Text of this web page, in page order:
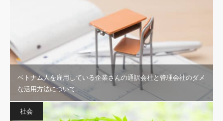
ベトナム人を雇用している企業さんの通訳会社と管理会社のダメ
な活用方法について
社会